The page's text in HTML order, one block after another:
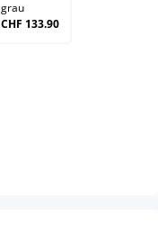
grau
CHF 133.90